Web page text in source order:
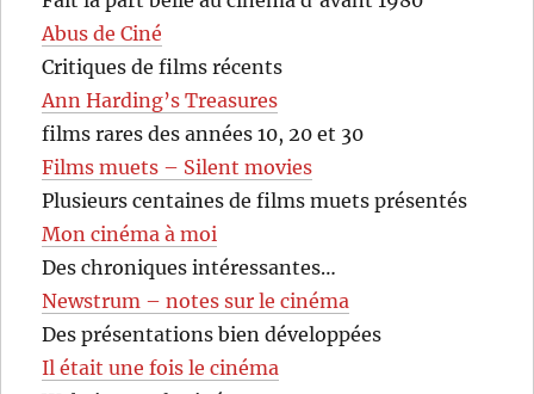
Abus de Ciné
Critiques de films récents
Ann Harding’s Treasures
films rares des années 10, 20 et 30
Films muets – Silent movies
Plusieurs centaines de films muets présentés
Mon cinéma à moi
Des chroniques intéressantes…
Newstrum – notes sur le cinéma
Des présentations bien développées
Il était une fois le cinéma